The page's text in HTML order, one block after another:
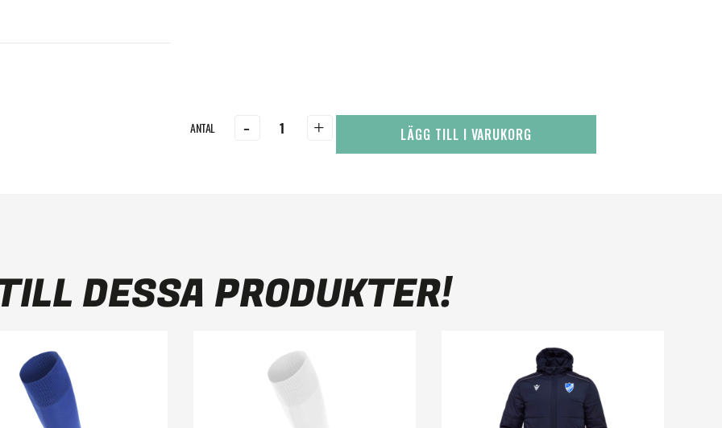
- + LÄGG TILL I VARUKORG
DESSA PRODUKTER!